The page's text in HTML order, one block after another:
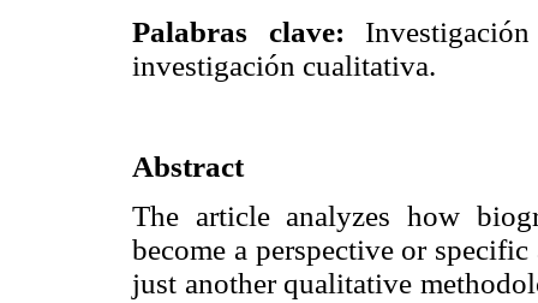
Palabras clave:
investigación cualitativa.
Abstract
The article analyzes how
become a perspective or
just another qualitative